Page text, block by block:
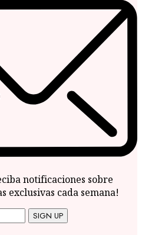
notificaciones sobre
exclusivas cada semana!
SIGN UP